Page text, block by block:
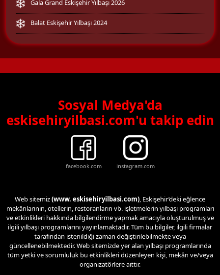
Gala Grand Eskişehir Yılbaşı 2026
Balat Eskişehir Yılbaşı 2024
Sosyal Medya'da
eskisehiryilbasi.com'u takip edin
facebook.com instagram.com
Web sitemiz(www. eskisehiryilbasi.com), Eskişehir’deki eğlence
mekânlarının, otellerin, restoranların vb. işletmelerin yılbaşı programları
ve etkinlikleri hakkında bilgilendirme yapmak amacıyla oluşturulmuş ve
ilgili yılbaşı programlarını yayınlamaktadır. Tüm bu bilgiler, ilgili firmalar
tarafından istenildiği zaman değiştirilebilmekte veya
güncellenebilmektedir. Web sitemizde yer alan yılbaşı programlarında
tüm yetki ve sorumluluk bu etkinlikleri düzenleyen kişi, mekân ve/veya
organizatörlere aittir.